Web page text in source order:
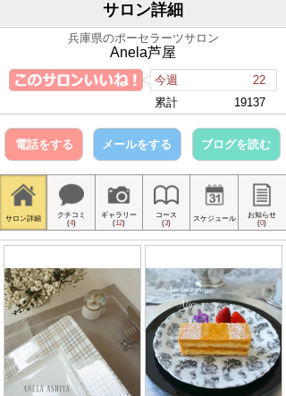
サロン詳細
兵庫県のポーセラーツサロン
Anela芦屋
今週
22
累計
19137
電話をする メールをする ブログを読む
サロン詳細
クチコミ
(4)
ギャラリー
(12)
コース
(3)
スケジュール
お知らせ
(0)